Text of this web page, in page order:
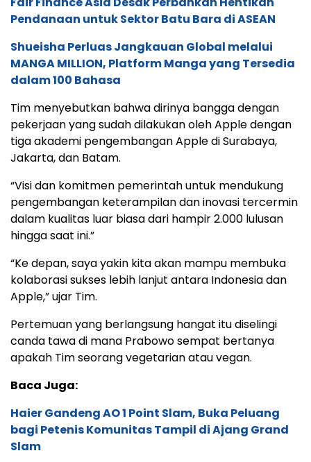
Pendanaan untuk Sektor Batu Bara di ASEAN
Shueisha Perluas Jangkauan Global melalui
MANGA MILLION, Platform Manga yang Tersedia
dalam 100 Bahasa
Tim menyebutkan bahwa dirinya bangga dengan
pekerjaan yang sudah dilakukan oleh Apple dengan
tiga akademi pengembangan Apple di Surabaya,
Jakarta, dan Batam.
“Visi dan komitmen pemerintah untuk mendukung
pengembangan keterampilan dan inovasi tercermin
dalam kualitas luar biasa dari hampir 2.000 lulusan
hingga saat ini.”
“Ke depan, saya yakin kita akan mampu membuka
kolaborasi sukses lebih lanjut antara Indonesia dan
Apple,” ujar Tim.
Pertemuan yang berlangsung hangat itu diselingi
canda tawa di mana Prabowo sempat bertanya
apakah Tim seorang vegetarian atau vegan.
Baca Juga:
Haier Gandeng AO 1 Point Slam, Buka Peluang
bagi Petenis Komunitas Tampil di Ajang Grand
Slam